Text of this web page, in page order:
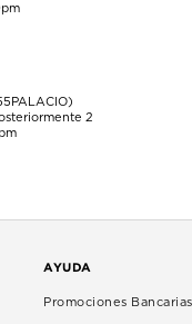
2
AYUDA
Promociones Bancarias